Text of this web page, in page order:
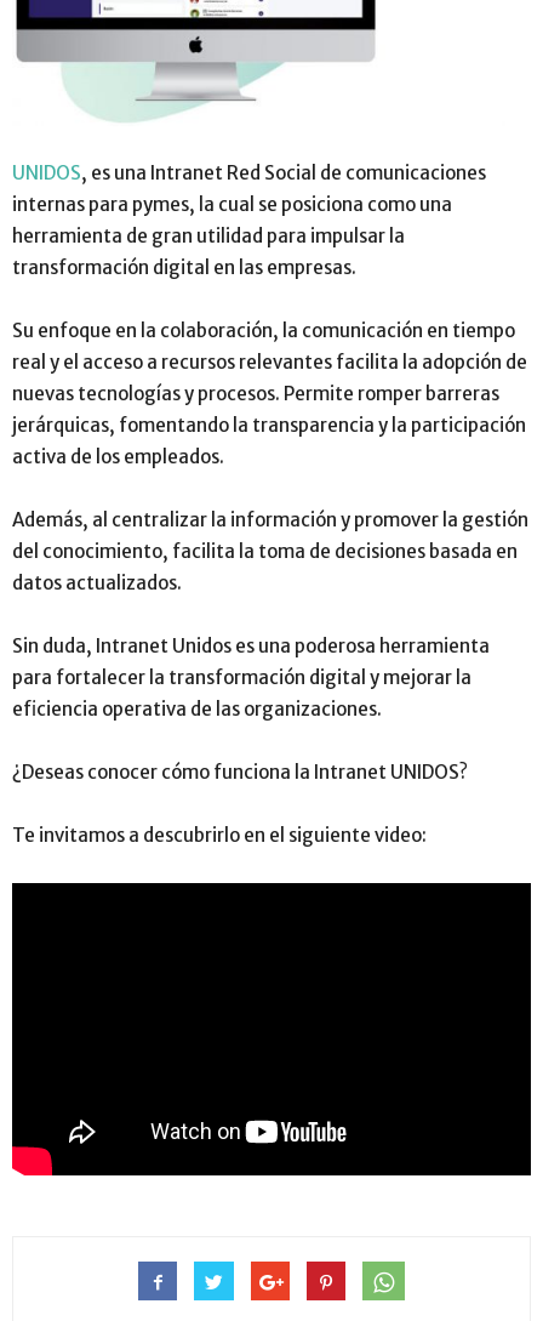
UNIDOS, es una Intranet Red Social de comunicaciones
internas para pymes, la cual se posiciona como una
herramienta de gran utilidad para impulsar la
transformación digital en las empresas.
Su enfoque en la colaboración, la comunicación en tiempo
real y el acceso a recursos relevantes facilita la adopción de
nuevas tecnologías y procesos. Permite romper barreras
jerárquicas, fomentando la transparencia y la participación
activa de los empleados.
Además, al centralizar la información y promover la gestión
del conocimiento, facilita la toma de decisiones basada en
datos actualizados.
Sin duda, Intranet Unidos es una poderosa herramienta
para fortalecer la transformación digital y mejorar la
eficiencia operativa de las organizaciones.
¿Deseas conocer cómo funciona la Intranet UNIDOS?
Te invitamos a descubrirlo en el siguiente video: